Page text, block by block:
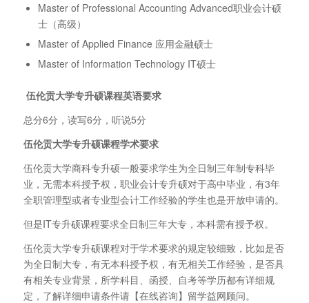
Master of Professional Accounting Advanced职业会计硕
士（高级）
Master of Applied Finance 应用金融硕士
Master of Information Technology IT硕士
伍伦贡大学专升硕课程英语要求
总分6分，读写6分，听说5分
伍伦贡大学专升硕课程学术要求
伍伦贡大学商科专升硕一般要求学生为全日制三年制专科毕
业，无需本科授予权，职业会计专升硕对于高中毕业，有3年
全职管理型或者专业型会计工作经验的学生也是开放申请的。
但是IT专升硕课程要求全日制三年大专，本科需有授予权。
伍伦贡大学专升硕课程对于学术要求的规定较细致，比如是否
为全日制大专，有无本科授予权，有无相关工作经验，是否具
有相关专业背景，所学科目、函授、自考等学历都有详细规
定，了解详细申请条件请【在线咨询】留学益网顾问。